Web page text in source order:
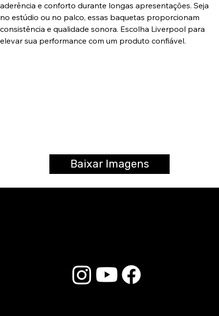
aderência e conforto durante longas apresentações. Seja
no estúdio ou no palco, essas baquetas proporcionam
consistência e qualidade sonora. Escolha Liverpool para
elevar sua performance com um produto confiável.
Baixar Imagens